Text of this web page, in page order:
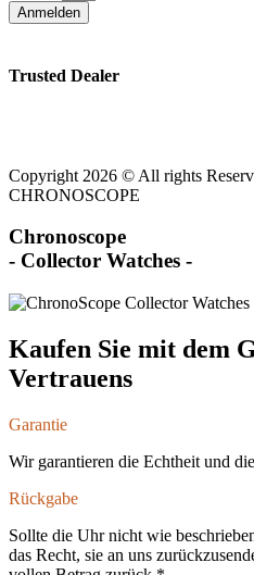
Anmelden
Trusted Dealer
Copyright 2026 © All rights
CHRONOSCOPE
Chronoscope
- Collector Watches -
Kaufen Sie mit dem
Vertrauens
Garantie
Wir garantieren die Echtheit und
Rückgabe
Sollte die Uhr nicht wie
das Recht, sie an uns